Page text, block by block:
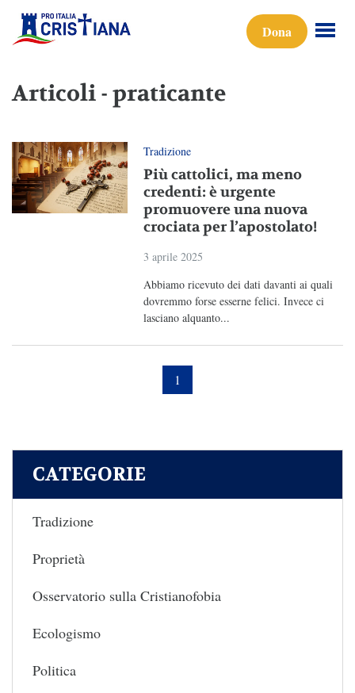
Dona
Articoli - praticante
Tradizione
Più cattolici, ma meno
credenti: è urgente
promuovere una nuova
crociata per l’apostolato!
3 aprile 2025
Abbiamo ricevuto dei dati davanti ai quali
dovremmo forse esserne felici. Invece ci
lasciano alquanto...
1
CATEGORIE
Tradizione
Proprietà
Osservatorio sulla Cristianofobia
Ecologismo
Politica